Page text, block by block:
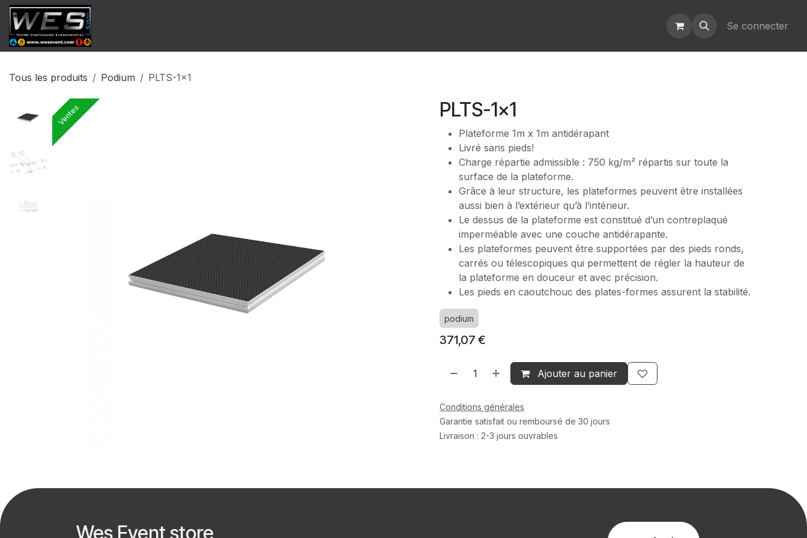
Se rendre au contenu
Se connecter
Tous les produits Podium PLTS-1x1
Ventes
Ventes PLTS-1x1
Plateforme 1m x 1m antidérapant
Livré sans pieds!
Charge répartie admissible : 750 kg/m² répartis sur toute la
surface de la plateforme.
Grâce à leur structure, les plateformes peuvent être installées
aussi bien à l’extérieur qu’à l’intérieur.
Le dessus de la plateforme est constitué d’un contreplaqué
imperméable avec une couche antidérapante.
Les plateformes peuvent être supportées par des pieds ronds,
carrés ou télescopiques qui permettent de régler la hauteur de
la plateforme en douceur et avec précision.
Les pieds en caoutchouc des plates-formes assurent la stabilité.
podium
371,07 €
Ajouter au panier
Conditions générales
Garantie satisfait ou remboursé de 30 jours
Livraison : 2-3 jours ouvrables
Wes Event store